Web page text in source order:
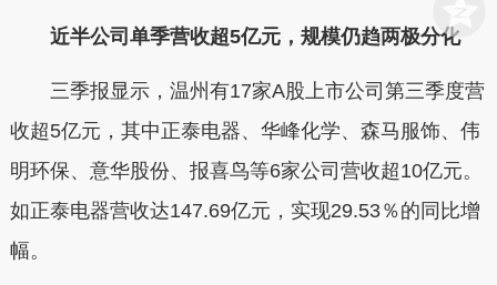
近半公司单季营收超5亿元，规模仍趋两极分化
三季报显示，温州有17家A股上市公司第三季度营
收超5亿元，其中正泰电器、华峰化学、森马服饰、伟
明环保、意华股份、报喜鸟等6家公司营收超10亿元。
如正泰电器营收达147.69亿元，实现29.53％的同比增
幅。